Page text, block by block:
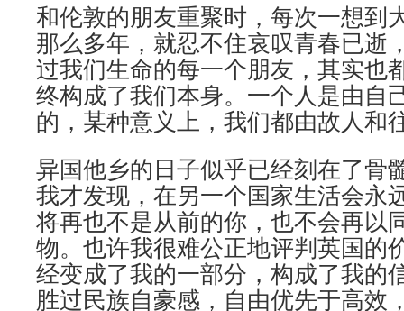
和伦敦的朋友重聚时，每次一想到
那么多年，就忍不住哀叹青春已逝
过我们生命的每一个朋友，其实也
终构成了我们本身。一个人是由自
的，某种意义上，我们都由故人和
异国他乡的日子似乎已经刻在了骨
我才发现，在另一个国家生活会永
将再也不是从前的你，也不会再以
物。也许我很难公正地评判英国的
经变成了我的一部分，构成了我的
胜过民族自豪感，自由优先于高效